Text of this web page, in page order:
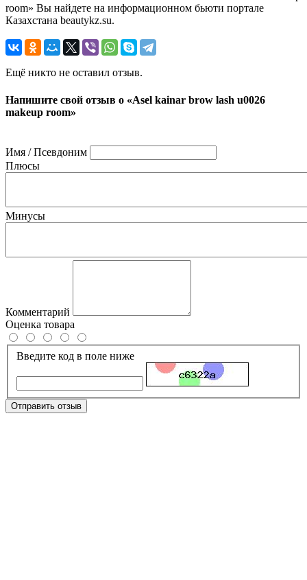
room» Вы найдете на информационном бьюти портале
Казахстана beautykz.su.
Ещё никто не оставил отзыв.
Напишите свой отзыв о «Asel kainar brow lash u0026
makeup room»
Имя / Псевдоним
Плюсы
Минусы
Комментарий
Оценка товара
Введите код в поле ниже
Отправить отзыв